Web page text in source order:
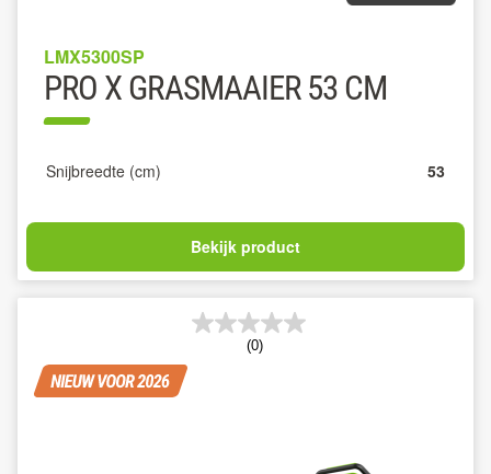
LMX5300SP
PRO X GRASMAAIER 53 CM
Snijbreedte (cm) 53
Bekijk product
(0)